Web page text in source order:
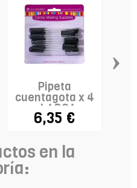
Pipeta
cuentagota x 4
- LARGA
6,35 €
›
en la